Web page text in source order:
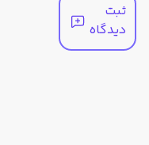
رنگ
قاب
مشکی/ دودی تیره
ثبت
دیدگاه